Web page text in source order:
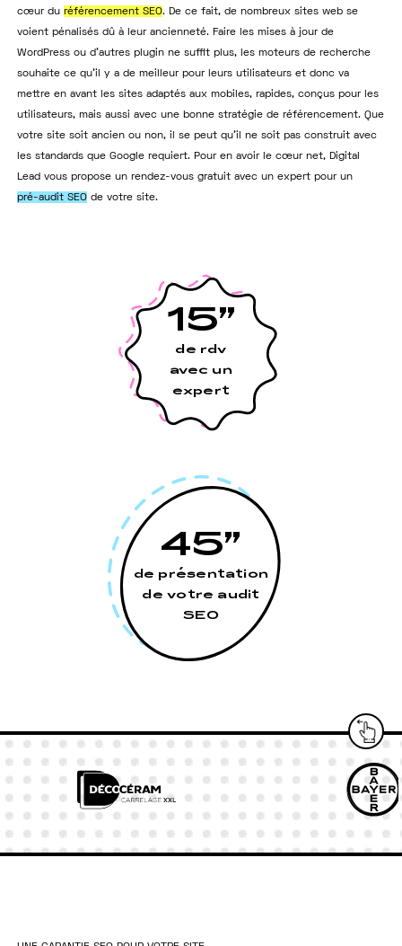
cœur du référencement SEO. De ce fait, de nombreux sites web se
voient pénalisés dû à leur ancienneté. Faire les mises à jour de
WordPress ou d’autres plugin ne suffit plus, les moteurs de recherche
souhaite ce qu’il y a de meilleur pour leurs utilisateurs et donc va
mettre en avant les sites adaptés aux mobiles, rapides, conçus pour les
utilisateurs, mais aussi avec une bonne stratégie de référencement. Que
votre site soit ancien ou non, il se peut qu’il ne soit pas construit avec
les standards que Google requiert. Pour en avoir le cœur net, Digital
Lead vous propose un rendez-vous gratuit avec un expert pour un
pré-audit SEOde votre site.
15”
de rdv
avec un
expert
45”
de présentation
de votre audit
SEO